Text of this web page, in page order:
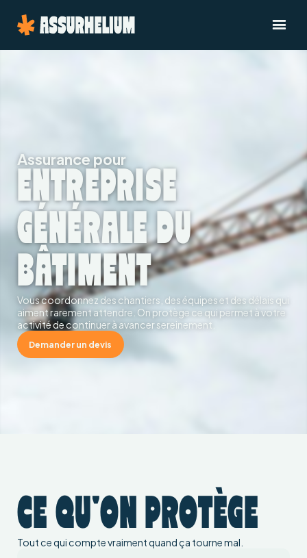
Assurance pour
ENTREPRISE
GÉNÉRALE DU
BÂTIMENT
Vous coordonnez des chantiers, des équipes et des délais qui
aiment rarement attendre. On protège ce qui permet à votre
activité de continuer à avancer sereinement.
Demander un devis
CE QU'ON PROTÈGE
Tout ce qui compte vraiment quand ça tourne mal.